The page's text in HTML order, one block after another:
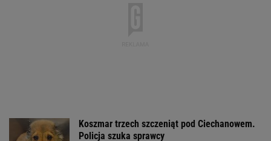
Koszmar trzech szczeniąt pod Ciechanowem.
Policja szuka sprawcy